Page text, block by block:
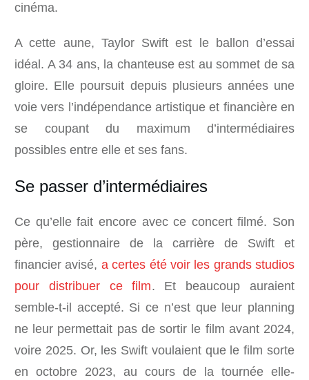
cinéma.
A cette aune, Taylor Swift est le ballon d’essai
idéal. A 34 ans, la chanteuse est au sommet de sa
gloire. Elle poursuit depuis plusieurs années une
voie vers l’indépendance artistique et financière en
se coupant du maximum d’intermédiaires
possibles entre elle et ses fans.
Se passer d’intermédiaires
Ce qu’elle fait encore avec ce concert filmé. Son
père, gestionnaire de la carrière de Swift et
financier avisé, a certes été voir les grands studios
pour distribuer ce film. Et beaucoup auraient
semble-t-il accepté. Si ce n’est que leur planning
ne leur permettait pas de sortir le film avant 2024,
voire 2025. Or, les Swift voulaient que le film sorte
en octobre 2023, au cours de la tournée elle-